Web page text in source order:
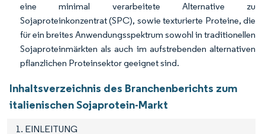
eine minimal verarbeitete Alternative zu
Sojaproteinkonzentrat (SPC), sowie texturierte Proteine, die
für ein breites Anwendungsspektrum sowohl in traditionellen
Sojaproteinmärkten als auch im aufstrebenden alternativen
pflanzlichen Proteinsektor geeignet sind.
Inhaltsverzeichnis des Branchenberichts zum
italienischen Sojaprotein-Markt
1. EINLEITUNG